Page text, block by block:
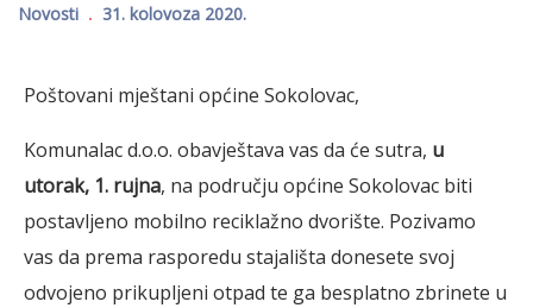
Novosti 31. kolovoza 2020.
Poštovani mještani općine Sokolovac,
Komunalac d.o.o. obavještava vas da će sutra, u
utorak, 1. rujna, na području općine Sokolovac biti
postavljeno mobilno reciklažno dvorište. Pozivamo
vas da prema rasporedu stajališta donesete svoj
odvojeno prikupljeni otpad te ga besplatno zbrinete u